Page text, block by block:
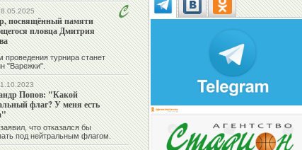
посвящённый памяти
пловца Дмитрия
проведения турнира станет
"Варежки".
Попов: "Какой
флаг? У меня есть
что отказался бы
под нейтральным флагом.